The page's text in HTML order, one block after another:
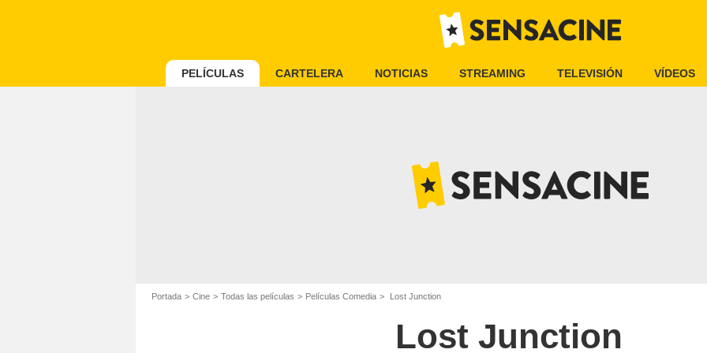
PELÍCULAS CARTELERA NOTICIAS STREAMING TELEVISIÓN VÍDEOS
Portada Cine Todas las películas Películas Comedia Lost Junction
Lost Junction